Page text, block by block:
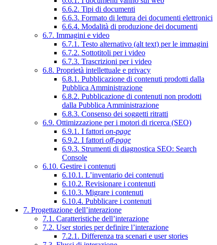
6.6.2. Tipi di documenti
6.6.3. Formato di lettura dei documenti elettronici
6.6.4. Modalità di produzione dei documenti
6.7. Immagini e video
6.7.1. Testo alternativo (alt text) per le immagini
6.7.2. Sottotitoli per i video
6.7.3. Trascrizioni per i video
6.8. Proprietà intellettuale e privacy
6.8.1. Pubblicazione di contenuti prodotti dalla
Pubblica Amministrazione
6.8.2. Pubblicazione di contenuti non prodotti
dalla Pubblica Amministrazione
6.8.3. Consenso dei soggetti ritratti
6.9. Ottimizzazione per i motori di ricerca (SEO)
6.9.1. I fattori on-page
6.9.2. I fattori off-page
6.9.3. Strumenti di diagnostica SEO: Search
Console
6.10. Gestire i contenuti
6.10.1. L’inventario dei contenuti
6.10.2. Revisionare i contenuti
6.10.3. Migrare i contenuti
6.10.4. Pubblicare i contenuti
7. Progettazione dell’interazione
7.1. Caratteristiche dell’interazione
7.2. User stories per definire l’interazione
7.2.1. Differenza tra scenari e user stories